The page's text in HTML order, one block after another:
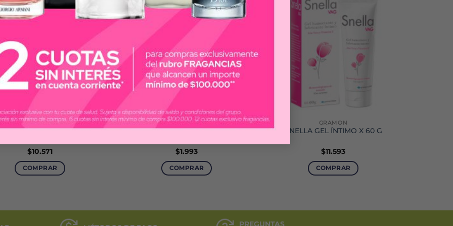
POEN
EXPRESS SOLUCIÓN X 60
$10.571
COMPRAR
CURITAS
CURITAS APÓSITO ADHESIVO
$1.993
COMPRAR
GRAMON
SNELLA GEL ÍNTIMO X 60 G
$11.593
COMPRAR